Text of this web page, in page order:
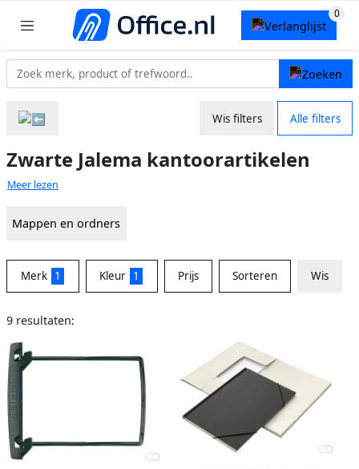
Wis filters Alle filters
Zwarte Jalema kantoorartikelen
Meer lezen
Mappen en ordners
Merk 1 Kleur 1 Prijs Sorteren Wis
9 resultaten: